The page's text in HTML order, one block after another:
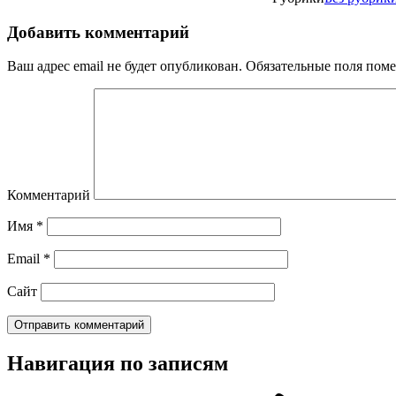
Добавить комментарий
Ваш адрес email не будет опубликован. Обязательные поля
Комментарий
Имя *
Email *
Сайт
Навигация по записям